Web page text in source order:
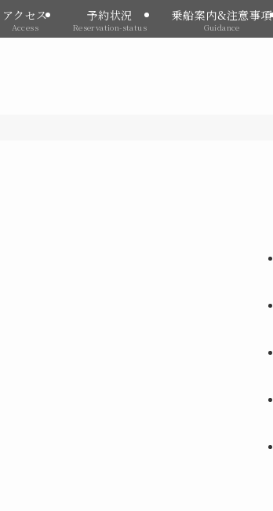
アクセス
Access
予約状況
Reservation-status
乗船案内&注意事項
Guidance